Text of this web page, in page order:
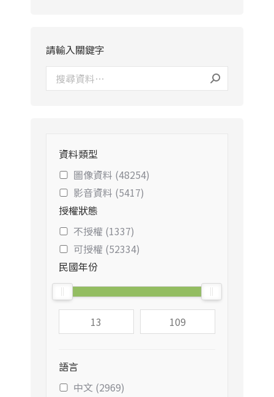
請輸入關鍵字
資料類型
圖像資料 (48254)
影音資料 (5417)
授權狀態
不授權 (1337)
可授權 (52334)
民國年份
語言
中文 (2969)